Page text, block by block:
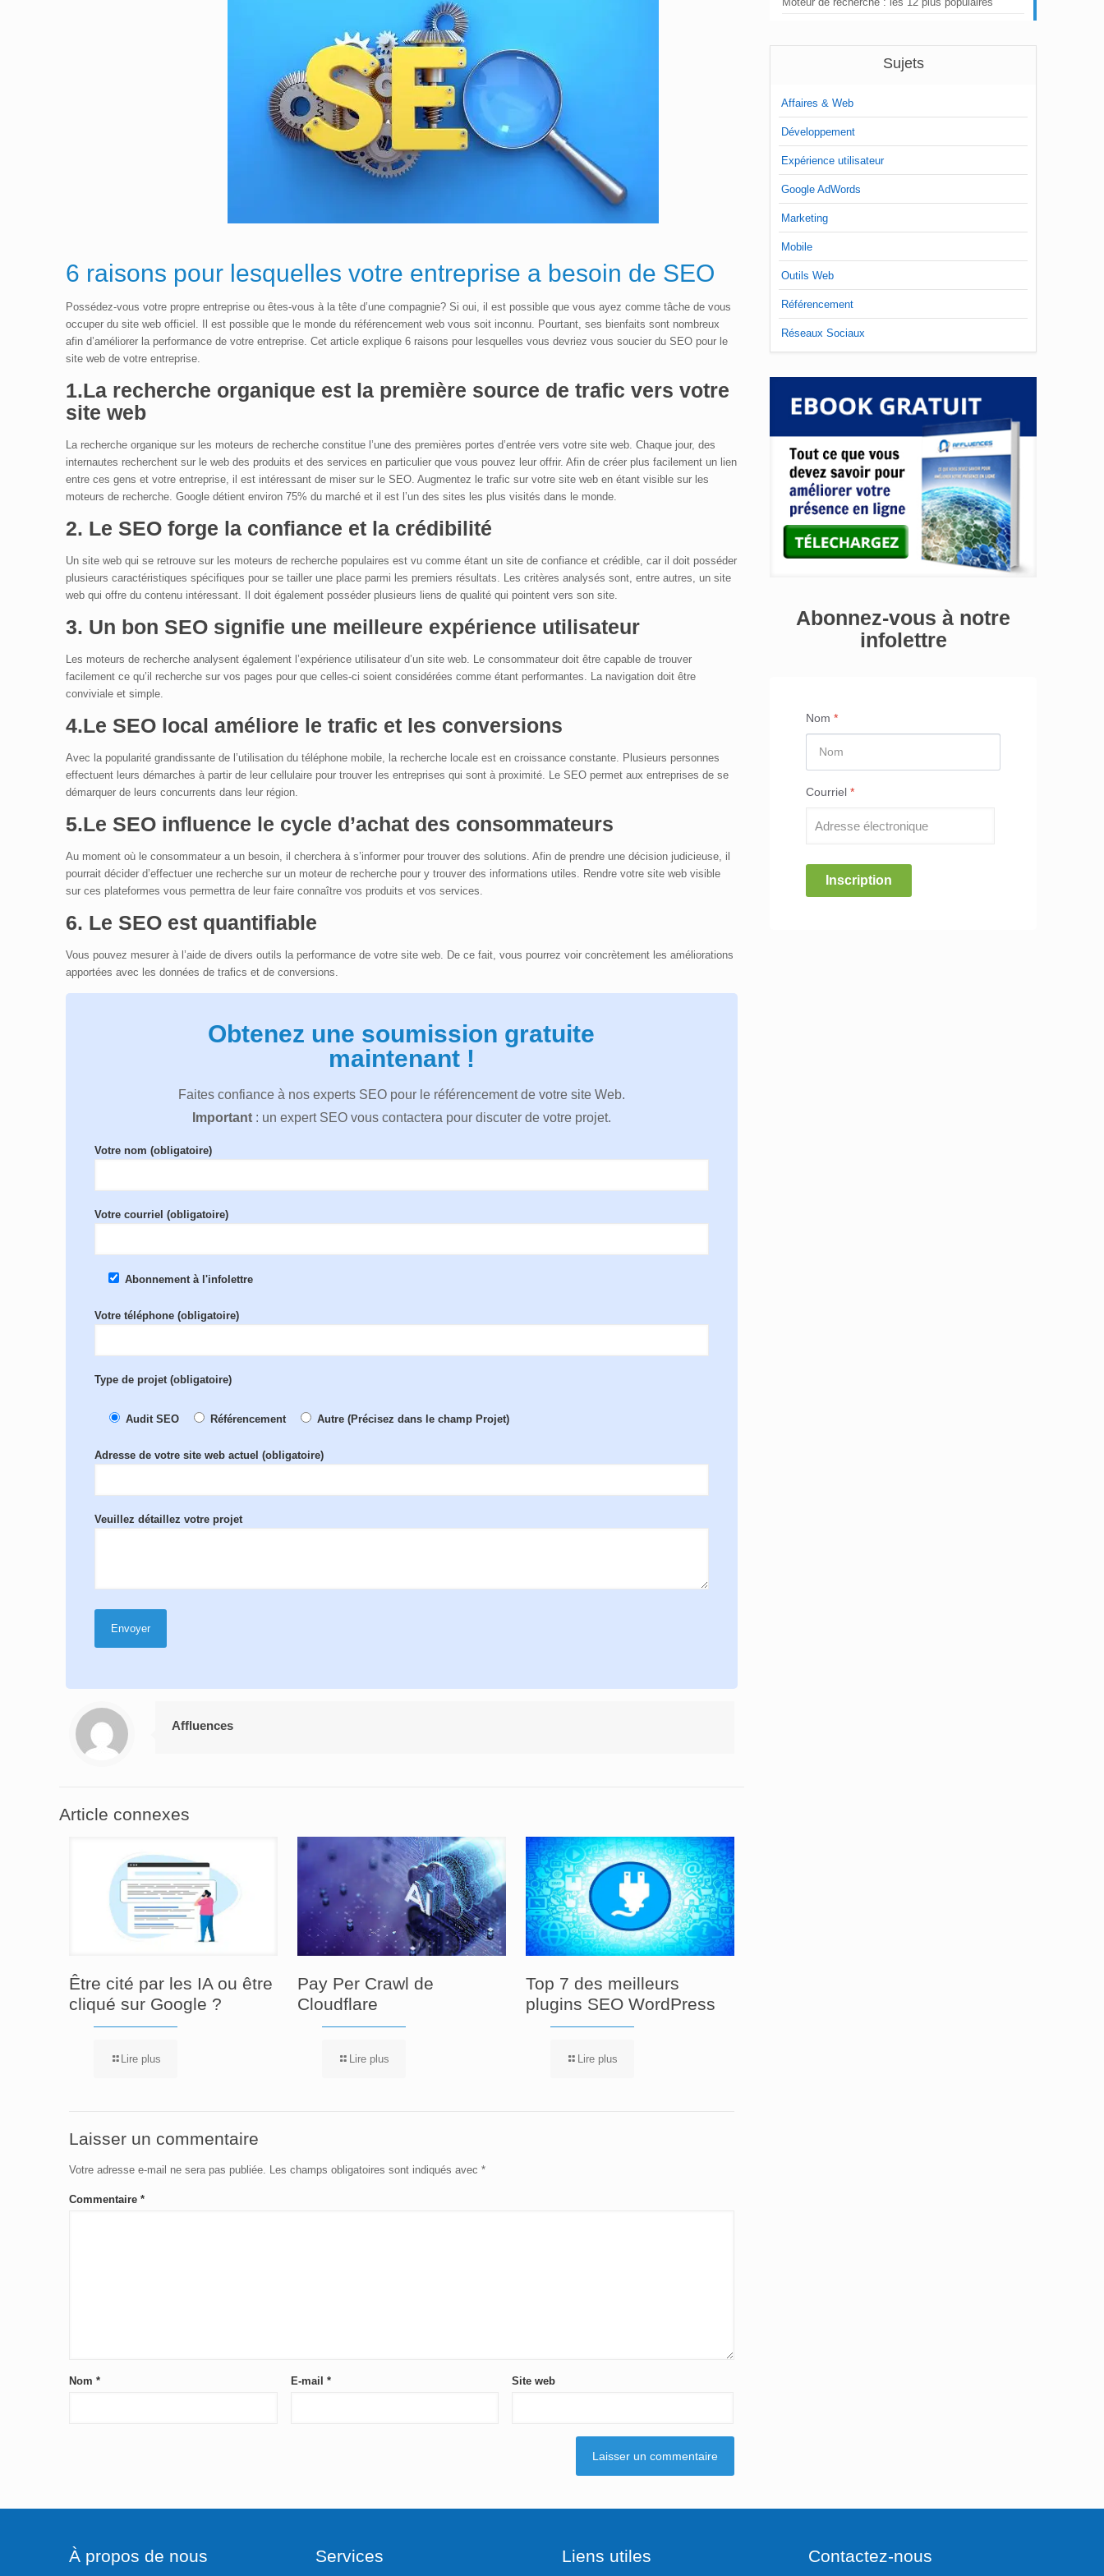
6 raisons pour lesquelles votre entreprise a besoin de SEO
Possédez-vous votre propre entreprise ou êtes-vous à la tête d’une compagnie? Si oui, il est possible que vous ayez comme tâche de vous
occuper du site web officiel. Il est possible que le monde du référencement web vous soit inconnu. Pourtant, ses bienfaits sont nombreux
afin d’améliorer la performance de votre entreprise. Cet article explique 6 raisons pour lesquelles vous devriez vous soucier du SEO pour le
site web de votre entreprise.
1.La recherche organique est la première source detrafic vers votre
site web
La recherche organique sur les moteurs de recherche constitue l’une des premières portes d’entrée vers votre site web. Chaque jour, des
internautes recherchent sur le web des produits et des services en particulier que vous pouvez leur offrir. Afin de créer plus facilement un lien
entre ces gens et votre entreprise, il est intéressant de miser sur le SEO. Augmentez le trafic sur votre site web en étant visible sur les
moteurs de recherche. Google détient environ 75% du marché et il est l’un des sites les plus visités dans le monde.
2. Le SEO forge la confiance et la crédibilité
Un site web qui se retrouve sur les moteurs de recherche populaires est vu comme étant un site de confiance et crédible, car il doit posséder
plusieurs caractéristiques spécifiques pour se tailler une place parmi les premiers résultats. Les critères analysés sont, entre autres, un site
web qui offre du contenu intéressant. Il doit également posséder plusieurs liens de qualité qui pointent vers son site.
3. Un bon SEO signifie une meilleure expérience utilisateur
Les moteurs de recherche analysent également l’expérience utilisateur d’un site web. Le consommateur doit être capable de trouver
facilement ce qu’il recherche sur vos pages pour que celles-ci soient considérées comme étant performantes. La navigation doit être
conviviale et simple.
4.Le SEO local améliore le trafic et les conversions
Avec la popularité grandissante de l’utilisation du téléphone mobile, la recherche locale est en croissance constante. Plusieurs personnes
effectuent leurs démarches à partir de leur cellulaire pour trouver les entreprises qui sont à proximité. Le SEO permet aux entreprises de se
démarquer de leurs concurrents dans leur région.
5.Le SEO influence le cycle d’achat des consommateurs
Au moment où le consommateur a un besoin, il cherchera à s’informer pour trouver des solutions. Afin de prendre une décision judicieuse, il
pourrait décider d’effectuer une recherche sur un moteur de recherche pour y trouver des informations utiles. Rendre votre site web visible
sur ces plateformes vous permettra de leur faire connaître vos produits et vos services.
6. Le SEO est quantifiable
Vous pouvez mesurer à l’aide de divers outils la performance de votre site web. De ce fait, vous pourrez voir concrètement les améliorations
apportées avec les données de trafics et de conversions.
Obtenez une soumission gratuite
maintenant !
Faites confiance à nos experts SEO pour le référencement de votre site Web.
Important : un expert SEO vous contactera pour discuter de votre projet.
Votre nom (obligatoire)
Votre courriel (obligatoire)
Abonnement à l'infolettre
Votre téléphone (obligatoire)
Type de projet (obligatoire)
Audit SEO Référencement Autre (Précisez dans le champ Projet)
Adresse de votre site web actuel (obligatoire)
Veuillez détaillez votre projet
Affluences
Article connexes
Être cité par les IA ou être
cliqué sur Google ?
Lire plus
Pay Per Crawl de
Cloudflare
Lire plus
Top 7 des meilleurs
plugins SEO WordPress
Lire plus
Laisser un commentaire
Votre adresse e-mail ne sera pas publiée. Les champs obligatoires sont indiqués avec *
Commentaire *
Nom * E-mail * Site web
Sujets
Affaires & Web
Développement
Expérience utilisateur
Google AdWords
Marketing
Mobile
Outils Web
Référencement
Réseaux Sociaux
Abonnez-vous à notre
infolettre
Nom *
Courriel *
Inscription
À propos de nous Services Liens utiles Contactez-nous